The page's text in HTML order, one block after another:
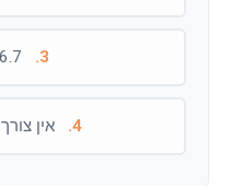
3.
4. אין